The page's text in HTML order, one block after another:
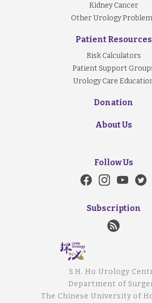
Kidney Cancer
Other Urology
Patient Resources
Risk Calculators
Patient Support
Urology Care
Donation
About Us
Follow Us
Subscription
S.H. Ho Urology
Department of
The Chinese University of